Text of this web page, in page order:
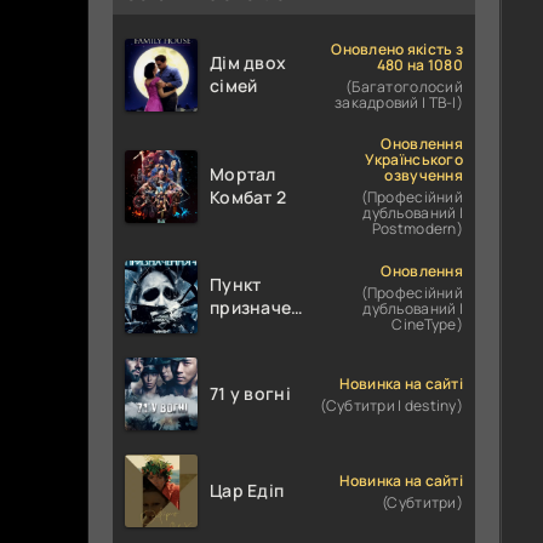
Дім двох
сімей
Оновлено якість з
480 на 1080
(Багатоголосий
закадровий | ТВ-І)
Мортал
Комбат 2
Оновлення
Українського
озвучення
(Професійний
дубльований |
Postmodern)
Пункт
призначення
Оновлення
(Професійний
дубльований |
CineType)
71 у вогні
Новинка на сайті
(Субтитри | destiny)
Цар Едіп
Новинка на сайті
(Субтитри)